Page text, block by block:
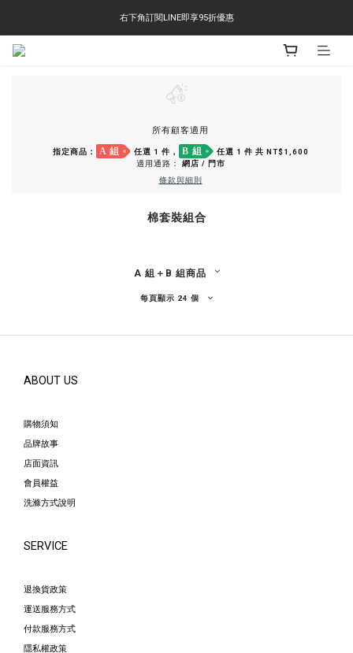
右下角訂閱LINE即享95折優惠
右下角訂閱LINE即享95折優惠
TS-2618 涼感短T 多版型選擇,涼感優惠 單件390 兩件750 三件1000 十件3000
右下角訂閱LINE即享95折優惠
所有顧客適用
指定商品： A 組 任選 1 件， B 組
任選 1 件 共 NT$1,600
適用通路： 網店 / 門市
條款與細則
棉套裝組合
A 組＋B 組商品
每頁顯示 24 個
ABOUT US
購物須知
品牌故事
店面資訊
會員權益
洗滌方式說明
SERVICE
退換貨政策
運送服務方式
付款服務方式
隱私權政策